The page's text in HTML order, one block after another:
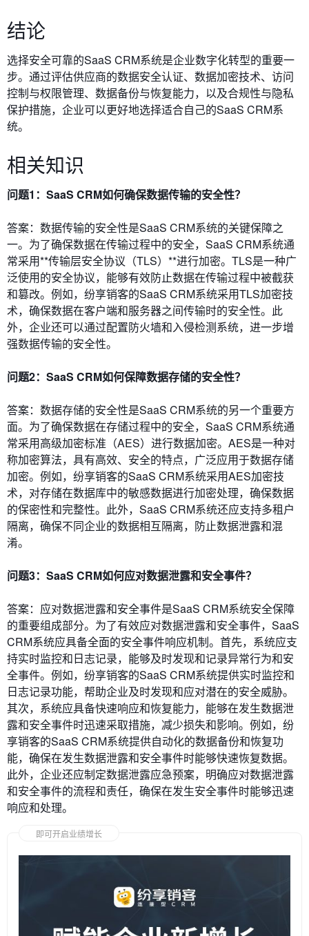
结论
选择安全可靠的SaaS CRM系统是企业数字化转型的重要一
步。通过评估供应商的数据安全认证、数据加密技术、访问
控制与权限管理、数据备份与恢复能力，以及合规性与隐私
保护措施，企业可以更好地选择适合自己的SaaS CRM系
统。
相关知识
问题1：SaaS CRM如何确保数据传输的安全性？
答案：数据传输的安全性是SaaS CRM系统的关键保障之
一。为了确保数据在传输过程中的安全，SaaS CRM系统通
常采用**传输层安全协议（TLS）**进行加密。TLS是一种广
泛使用的安全协议，能够有效防止数据在传输过程中被截获
和篡改。例如，纷享销客的SaaS CRM系统采用TLS加密技
术，确保数据在客户端和服务器之间传输时的安全性。此
外，企业还可以通过配置防火墙和入侵检测系统，进一步增
强数据传输的安全性。
问题2：SaaS CRM如何保障数据存储的安全性？
答案：数据存储的安全性是SaaS CRM系统的另一个重要方
面。为了确保数据在存储过程中的安全，SaaS CRM系统通
常采用高级加密标准（AES）进行数据加密。AES是一种对
称加密算法，具有高效、安全的特点，广泛应用于数据存储
加密。例如，纷享销客的SaaS CRM系统采用AES加密技
术，对存储在数据库中的敏感数据进行加密处理，确保数据
的保密性和完整性。此外，SaaS CRM系统还应支持多租户
隔离，确保不同企业的数据相互隔离，防止数据泄露和混
淆。
问题3：SaaS CRM如何应对数据泄露和安全事件？
答案：应对数据泄露和安全事件是SaaS CRM系统安全保障
的重要组成部分。为了有效应对数据泄露和安全事件，SaaS
CRM系统应具备全面的安全事件响应机制。首先，系统应支
持实时监控和日志记录，能够及时发现和记录异常行为和安
全事件。例如，纷享销客的SaaS CRM系统提供实时监控和
日志记录功能，帮助企业及时发现和应对潜在的安全威胁。
其次，系统应具备快速响应和恢复能力，能够在发生数据泄
露和安全事件时迅速采取措施，减少损失和影响。例如，纷
享销客的SaaS CRM系统提供自动化的数据备份和恢复功
能，确保在发生数据泄露和安全事件时能够快速恢复数据。
此外，企业还应制定数据泄露应急预案，明确应对数据泄露
和安全事件的流程和责任，确保在发生安全事件时能够迅速
响应和处理。
即可开启业绩增长